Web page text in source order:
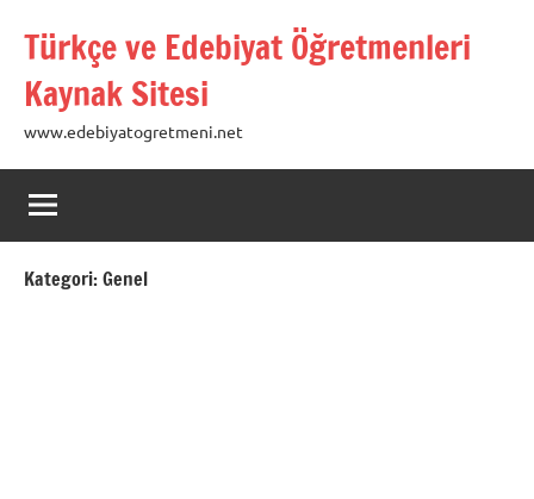
Türkçe ve Edebiyat Öğretmenleri
Kaynak Sitesi
www.edebiyatogretmeni.net
Kategori:Genel